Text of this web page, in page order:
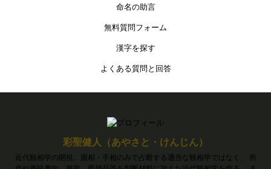
命名の助言
無料質問フォーム
漢字を探す
よくある質問と回答
彩聖健人（あやさと・けんじん）
近代観相学の開祖。面相・手相のみで占断する適当な観相学ではなく、 所